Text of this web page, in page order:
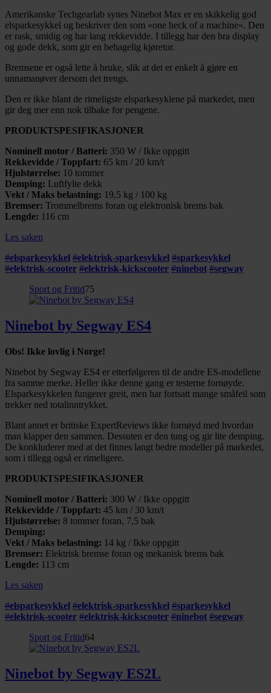
Amerikanske Techgearlab synes Ninebot Max er en skikkelig god
elsparkesykkel og beskriver den som «one heck of a machine». Den
er rask, smidig og har lang rekkevidde. I tillegg har den bra display
og gode dekk, som gir en behagelig kjøretur.
Bremsene er også lette å bruke, slik at det er enkelt å gjøre en
unnamanøver dersom det trengs.
Den er ikke blant de rimeligste elsparkesyklene på markedet, men
gir deg mer enn nok tilbake for pengene.
PRODUKTSPESIFIKASJONER
Nominell motor / Batteri: 350 W / Ikke oppgitt
Rekkevidde / Toppfart: 65 km / 20 km/t
Hjulstørrelse: 10 tommer
Demping: Luftfylte dekk
Vekt / Maks belastning: 19,5 kg / 100 kg
Bremser: Trommelbrems foran og elektronisk brems bak
Lengde: 116 cm
Les saken
#elsparkesykkel #elektrisk-sparkesykkel #sparkesykkel
#elektrisk-scooter #elektrisk-kickscooter #ninebot #segway
Sport og Fritid75
Ninebot by Segway ES4
Obs! Ikke lovlig i Norge!
Ninebot by Segway ES4 er etterfølgeren til de andre ES-modellene
fra samme merke. Heller ikke denne gang er testerne fornøyde.
Elsparkesykkelen fungerer greit, men har fortsatt mange småfeil som
trekker ned totalinntrykket.
Blant annet er britiske ExpertReviews ikke fornøyd med hvordan
man klapper den sammen. Dessuten er den tung og gir lite demping.
De konkluderer med at det finnes langt bedre modeller på markedet,
som i tillegg også er rimeligere.
PRODUKTSPESIFIKASJONER
Nominell motor / Batteri: 300 W / Ikke oppgitt
Rekkevidde / Toppfart: 45 km / 30 km/t
Hjulstørrelse: 8 tommer foran, 7,5 bak
Demping:
Vekt / Maks belastning: 14 kg / Ikke oppgitt
Bremser: Elektrisk bremse foran og mekanisk brems bak
Lengde: 113 cm
Les saken
#elsparkesykkel #elektrisk-sparkesykkel #sparkesykkel
#elektrisk-scooter #elektrisk-kickscooter #ninebot #segway
Sport og Fritid64
Ninebot by Segway ES2L